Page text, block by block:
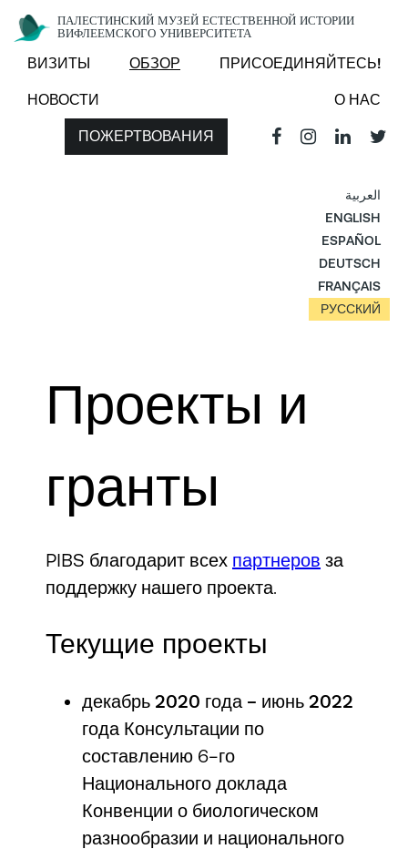
ПАЛЕСТИНСКИЙ МУЗЕЙ ЕСТЕСТВЕННОЙ ИСТОРИИ
ВИФЛЕЕМСКОГО УНИВЕРСИТЕТА
ВИЗИТЫ ОБЗОР ПРИСОЕДИНЯЙТЕСЬ!
НОВОСТИ О НАС
ПОЖЕРТВОВАНИЯ
العربية
ENGLISH
ESPAÑOL
DEUTSCH
FRANÇAIS
РУССКИЙ
Проекты и
гранты
PIBS благодарит всех партнеров за
поддержку нашего проекта.
Текущие проекты
декабрь 2020 года - июнь 2022
года Консультации по
составлению 6-го
Национального доклада
Конвенции о биологическом
разнообразии и национального